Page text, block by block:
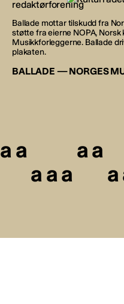
Ballade mottar tilskudd fra
støtte fra eierne NOPA,
Musikkforleggerne. Ballade
plakaten.
BALLADE — NORGES
a
a